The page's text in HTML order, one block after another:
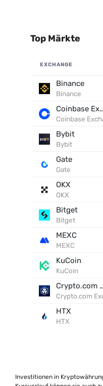
Top Märkte
EXCHANGE
Binance
Binance
Coinbase
Bybit
Bybit
Gate
Gate
OKX
OKX
Bitget
Bitget
MEXC
MEXC
KuCoin
KuCoin
Crypto.com
HTX
HTX
Investitionen in